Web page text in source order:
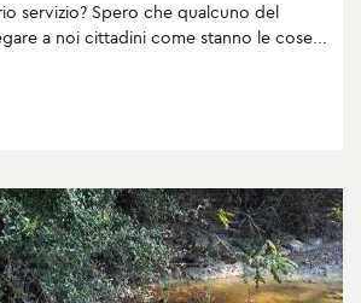
servizio? Spero che qualcuno del
a noi cittadini come stanno le cose...